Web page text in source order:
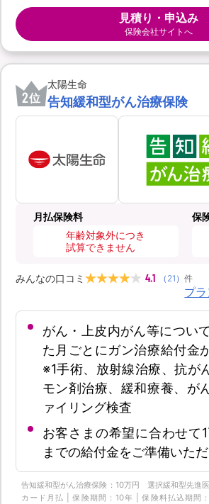
見積り・申込み
保険会社サイトへ
2位
太陽生命
告知緩和型がん治療保険
月払保険料
年齢対象外につき
試算できません
保
みんなの口コミ 4.1 （ 21 ） 件
プ
がん・上皮内がん等につい
た月ごとにガン治療給付金
※1手術、放射線治療、抗が
モン剤治療、緩和療養、が
ァイリング検査
お客さまの希望に合わせて
までの給付金をご準備いただ
告知緩和型がん治療保険：10万円 選択緩和型先進
カード月払 | 保険期間：10年 | 保険料払込期間